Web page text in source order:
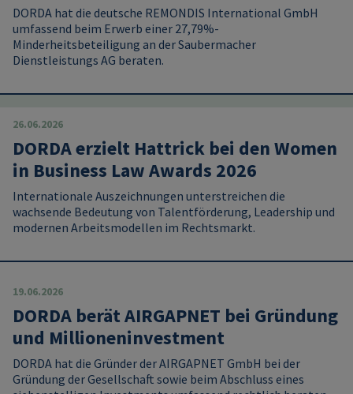
DORDA hat die deutsche REMONDIS International GmbH
umfassend beim Erwerb einer 27,79%-
Minderheitsbeteiligung an der Saubermacher
Dienstleistungs AG beraten.
26.06.2026
DORDA erzielt Hattrick bei den Women
in Business Law Awards 2026
Internationale Auszeichnungen unterstreichen die
wachsende Bedeutung von Talentförderung, Leadership und
modernen Arbeitsmodellen im Rechtsmarkt.
19.06.2026
DORDA berät AIRGAPNET bei Gründung
und Millioneninvestment
DORDA hat die Gründer der AIRGAPNET GmbH bei der
Gründung der Gesellschaft sowie beim Abschluss eines